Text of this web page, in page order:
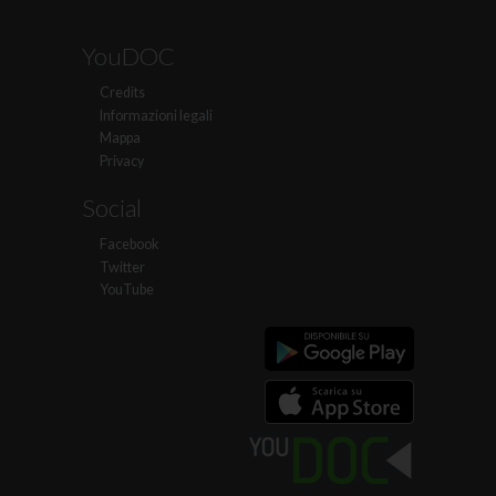
YouDOC
Credits
Informazioni legali
Mappa
Privacy
Social
Facebook
Twitter
YouTube